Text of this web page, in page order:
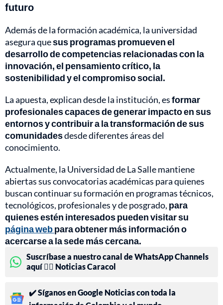
futuro
Además de la formación académica, la universidad
asegura quesus programas promueven el
desarrollo de competencias relacionadas con la
innovación, el pensamiento crítico, la
sostenibilidad y el compromiso social.
La apuesta, explican desde la institución, esformar
profesionales capaces de generar impacto en sus
entornos y contribuir a la transformación de sus
comunidadesdesde diferentes áreas del
conocimiento.
Actualmente, la Universidad de La Salle mantiene
abiertas sus convocatorias académicas para quienes
buscan continuar su formación en programas técnicos,
tecnológicos, profesionales y de posgrado, para
quienes estén interesados pueden visitar su
página webpara obtener más información o
acercarse a la sede más cercana.
Suscríbase a nuestro canal de WhatsApp Channels
aquí 👉🏻 Noticias Caracol
✔️ Síganos en Google Noticias con toda la